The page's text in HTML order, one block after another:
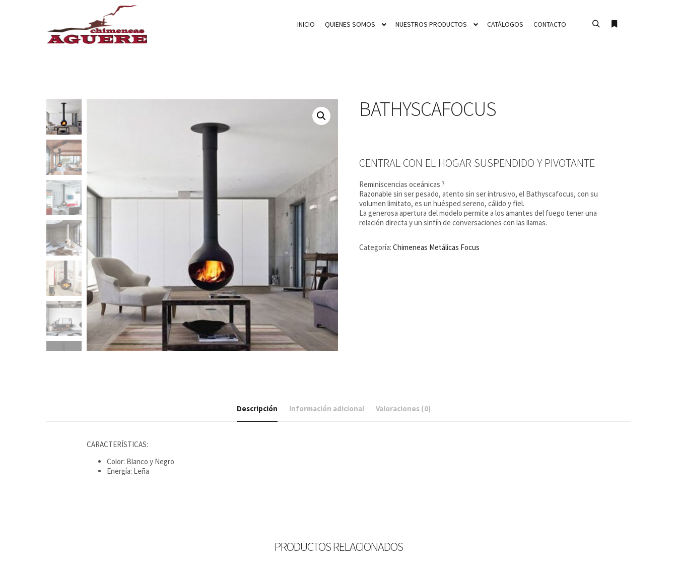
INICIO QUIENES SOMOS NUESTROS PRODUCTOS CATÁLOGOS CONTACTO
BATHYSCAFOCUS
CENTRAL CON EL HOGAR SUSPENDIDO Y PIVOTANTE
Reminiscencias oceánicas ?
Razonable sin ser pesado, atento sin ser intrusivo, el Bathyscafocus, con su
volumen limitato, es un huésped sereno, cálido y fiel.
La generosa apertura del modelo permite a los amantes del fuego tener una
relación directa y un sinfín de conversaciones con las llamas.
Categoría:Chimeneas Metálicas Focus
Descripción Información adicional Valoraciones (0)
CARACTERÍSTICAS:
Color: Blanco y Negro
Energía: Leña
PRODUCTOS RELACIONADOS